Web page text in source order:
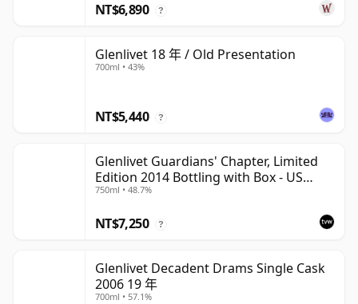
NT$6,890 ?
Glenlivet 18 年 / Old Presentation
700ml • 43%
NT$5,440 ?
Glenlivet Guardians' Chapter, Limited
Edition 2014 Bottling with Box - US
Import
750ml • 48.7%
NT$7,250 ?
Glenlivet Decadent Drams Single Cask
2006 19 年
700ml • 57.1%